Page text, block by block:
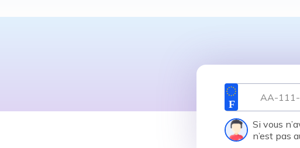
Si vous
n’est pas